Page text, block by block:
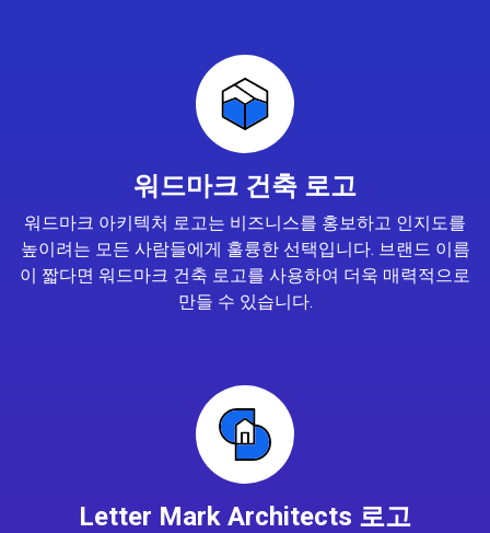
워드마크 건축 로고
워드마크 아키텍처 로고는 비즈니스를 홍보하고 인지도를
높이려는 모든 사람들에게 훌륭한 선택입니다. 브랜드 이름
이 짧다면 워드마크 건축 로고를 사용하여 더욱 매력적으로
만들 수 있습니다.
Letter Mark Architects 로고